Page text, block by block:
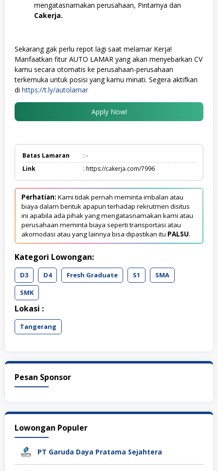
mengatasnamakan perusahaan, Pintarnya dan
Cakerja.
Sekarang gak perlu repot lagi saat melamar Kerja!
Manfaatkan fitur AUTO LAMAR yang akan menyebarkan CV
kamu secara otomatis ke perusahaan-perusahaan
terkemuka untuk posisi yang kamu minati. Segera aktifkan
di https://t.ly/autolamar
Apply Now!
Batas Lamaran
: -
Link
: https://cakerja.com/7996
Perhatian: Kami tidak pernah meminta imbalan atau
biaya dalam bentuk apapun terhadap rekrutmen disitus
ini apabila ada pihak yang mengatasnamakan kami atau
perusahaan meminta biaya seperti transportasi atau
akomodasi atau yang lainnya bisa dipastikan itu PALSU.
Kategori Lowongan:
D3 D4 Fresh Graduate S1
SMA
SMK
Lokasi :
Tangerang
Pesan Sponsor
Lowongan Populer
PT Garuda Daya Pratama Sejahtera